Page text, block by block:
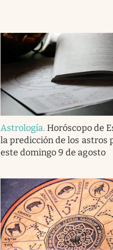
Astrología. Horóscopo de
la predicción de los astros
este domingo 9 de agosto